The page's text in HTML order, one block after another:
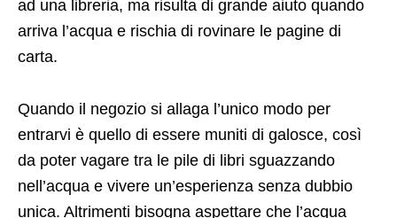
ad una libreria, ma risulta di grande aiuto quando
arriva l’acqua e rischia di rovinare le pagine di
carta.
Quando il negozio si allaga l’unico modo per
entrarvi è quello di essere muniti di galosce, così
da poter vagare tra le pile di libri sguazzando
nell’acqua e vivere un’esperienza senza dubbio
unica. Altrimenti bisogna aspettare che l’acqua